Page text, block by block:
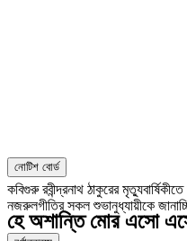
নোটিশ বোর্ড
কবিগুরু রবীন্দ্রনাথ ঠাকুরের
নজরুলগীতির সকল শুভানুধ্যায়ীকে
হে অশান্তি মোর এসো